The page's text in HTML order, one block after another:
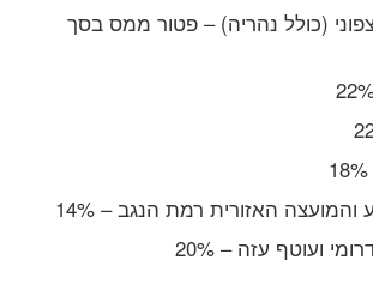
צפוני (כולל נהריה) – פטור ממס בסך
האזורית רמת הנגב – 14%
ועוטף עזה – 20%